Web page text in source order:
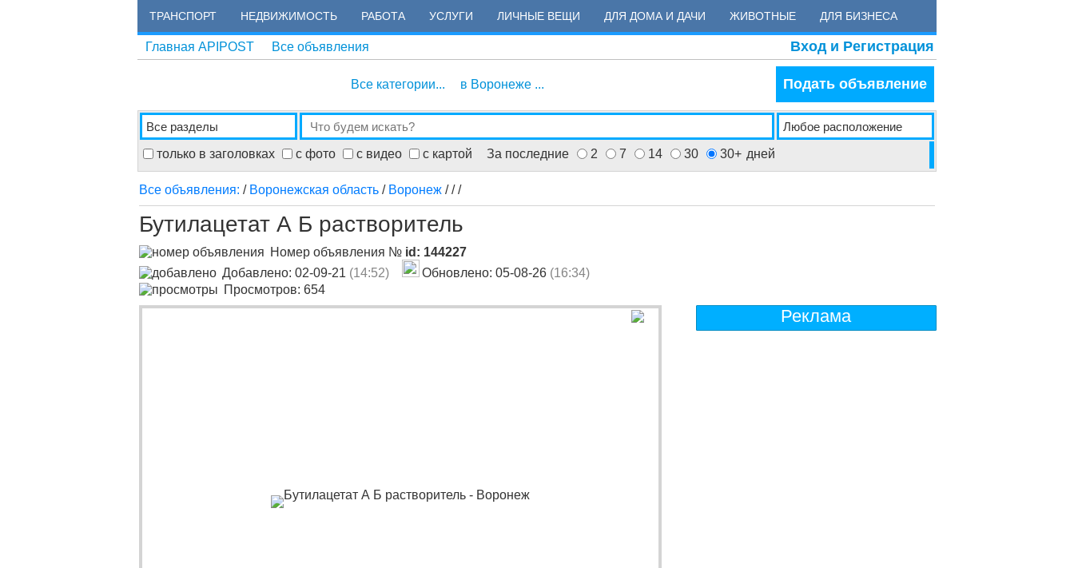
ТРАНСПОРТ НЕДВИЖИМОСТЬ РАБОТА УСЛУГИ ЛИЧНЫЕ ВЕЩИ ДЛЯ ДОМА И ДАЧИ ЖИВОТНЫЕ ДЛЯ БИЗНЕСА
Главная APIPOST Все объявления Вход и Регистрация
Все категории... в Воронеже ... Подать объявление
только в заголовках с фото с видео с картой За последние 2 7 14 30 30+ дней
Все объявления: / Воронежская область / Воронеж ///
Бутилацетат А Б растворитель
Номер объявления № id: 144227
Добавлено: 02-09-21 (14:52) Обновлено: 05-08-26 (16:34)
Просмотров: 654
Реклама